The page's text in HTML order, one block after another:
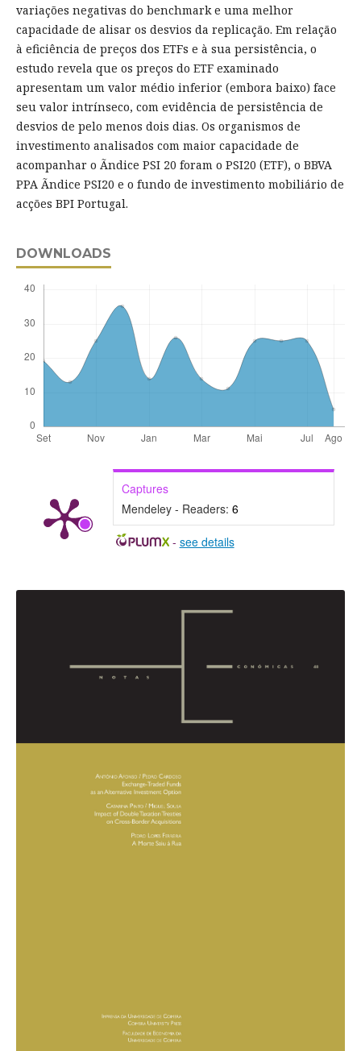
variações negativas do benchmark e uma melhor
capacidade de alisar os desvios da replicação. Em relação
à eficiência de preços dos ETFs e à sua persistência, o
estudo revela que os preços do ETF examinado
apresentam um valor médio inferior (embora baixo) face
seu valor intrínseco, com evidência de persistência de
desvios de pelo menos dois dias. Os organismos de
investimento analisados com maior capacidade de
acompanhar o Ãndice PSI 20 foram o PSI20 (ETF), o BBVA
PPA Ãndice PSI20 e o fundo de investimento mobiliário de
acções BPI Portugal.
DOWNLOADS
Captures
Mendeley - Readers: 6
- see details